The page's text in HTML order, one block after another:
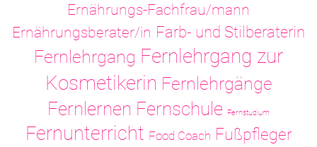
Ernährungs-Fachfrau/mann
Ernährungsberater/in Farb- und Stilberaterin
Fernlehrgang Fernlehrgang zur
Kosmetikerin Fernlehrgänge
Fernlernen Fernschule Fernstudium
Fernunterricht Food Coach Fußpfleger